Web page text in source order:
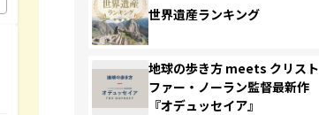
世界遺産ランキング
地球の歩き方 meets クリスト
ファー・ノーラン監督最新作
『オデュッセイア』